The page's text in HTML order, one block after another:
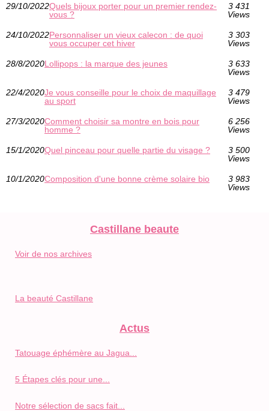
29/10/2022Quels bijoux porter pour un premier rendez-
vous ?
3 431
Views
24/10/2022Personnaliser un vieux calecon : de quoi
vous occuper cet hiver
3 303
Views
28/8/2020Lollipops : la marque des jeunes
3 633
Views
22/4/2020Je vous conseille pour le choix de maquillage
au sport
3 479
Views
27/3/2020Comment choisir sa montre en bois pour
homme ?
6 256
Views
15/1/2020Quel pinceau pour quelle partie du visage ?
3 500
Views
10/1/2020Composition d'une bonne crème solaire bio
3 983
Views
Castillane beaute
Voir de nos archives
La beauté Castillane
Actus
Tatouage éphémère au Jagua...
5 Étapes clés pour une...
Notre sélection de sacs fait...